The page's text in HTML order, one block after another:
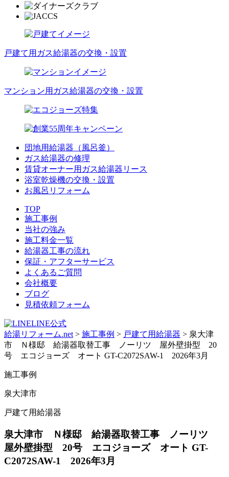
戸建て用ガス給湯器の交換・設置
マンション用ガス給湯器の交換・設置
団地用給湯器（風呂釜）
ガス給湯器の修理
賃貸オーナー用ガス給湯器リース
浴室乾燥機の交換・設置
お風呂リフォーム
TOP
施工事例
当社の強み
施工料金一覧
給湯器工事の流れ
保証・アフターサービス
よくあるご質問
会社概要
ブログ
見積依頼フォーム
LINE公式
給湯リフォーム.net > 施工事例 > 戸建て用給湯器 > 泉大津
市 Ｎ様邸 給湯器取替工事 ノーリツ 屋外壁掛型 20
号 エコジョーズ オート GT-C2072SAW-1 2026年3月
施工事例
泉大津市
戸建て用給湯器
泉大津市 Ｎ様邸 給湯器取替工事 ノーリツ
屋外壁掛型 20号 エコジョーズ オート GT-
C2072SAW-1 2026年3月